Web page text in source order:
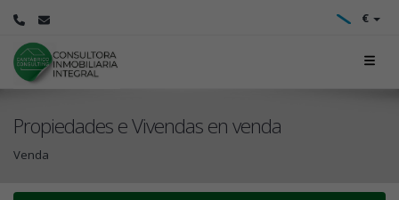
€
Propiedades e Vivendas en venda
Venda